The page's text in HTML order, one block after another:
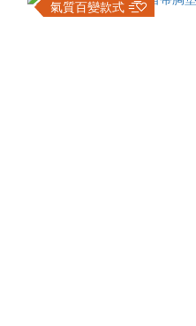
氣質百變款式 =͟͟͞͞♡